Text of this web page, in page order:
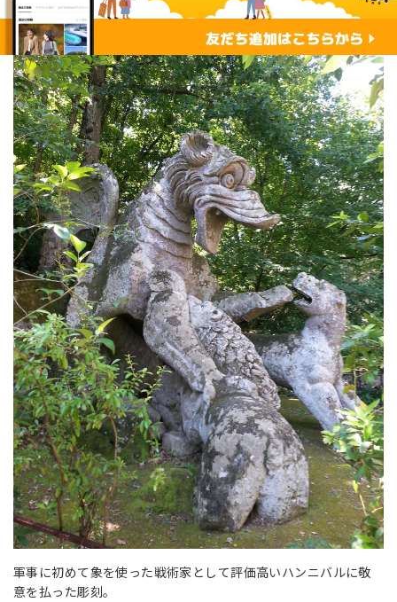
軍事に初めて象を使った戦術家として評価高いハンニバルに敬
意を払った彫刻。